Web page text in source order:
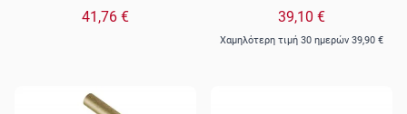
41,76 € 39,10 €
Χαμηλότερη τιμή 30 ημερών 39,90 €